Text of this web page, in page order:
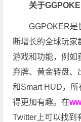
关于
GGPOKER是
断增长的全球玩家
游戏和功能，例如
弃牌、黄金转盘、
和Smart HUD，
得更加有趣。在
Twitter上可以找到